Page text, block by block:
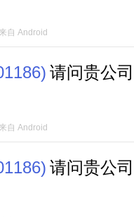
来自 Android
请问贵公
来自 Android
请问贵公